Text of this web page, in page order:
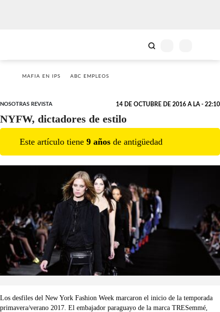
MAFIA EN IPS ABC EMPLEOS
NOSOTRAS REVISTA 14 DE OCTUBRE DE 2016 A LA - 22:10
NYFW, dictadores de estilo
Este artículo tiene 9 años de antigüedad
Los desfiles del New York Fashion Week marcaron el inicio de la temporada
primavera/verano 2017. El embajador paraguayo de la marca TRESemmé,